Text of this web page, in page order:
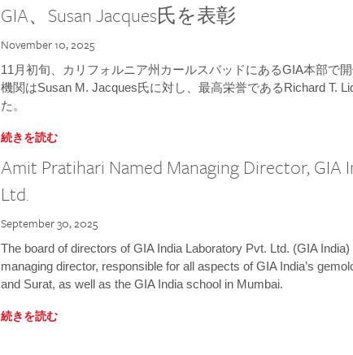
GIA、Susan Jacques氏を表彰
November 10, 2025
11月初旬、カリフォルニア州カールスバッドにあるGIA本部で
機関はSusan M. Jacques氏に対し、最高栄誉であるRichard T.
た。
続きを読む
Amit Pratihari Named Managing Director, GIA
Ltd.
September 30, 2025
The board of directors of GIA India Laboratory Pvt. Ltd. (GIA
managing director, responsible for all aspects of GIA India’s
and Surat, as well as the GIA India school in Mumbai.
続きを読む